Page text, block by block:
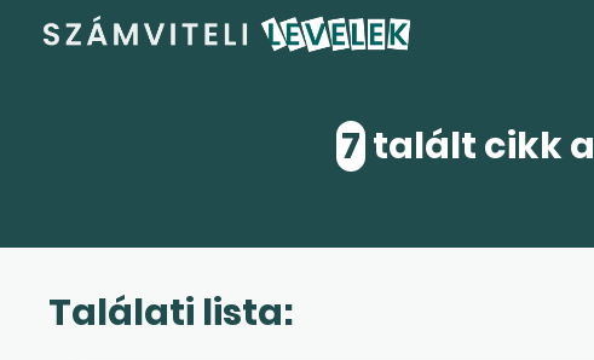
7talált cikk a
Találati lista: